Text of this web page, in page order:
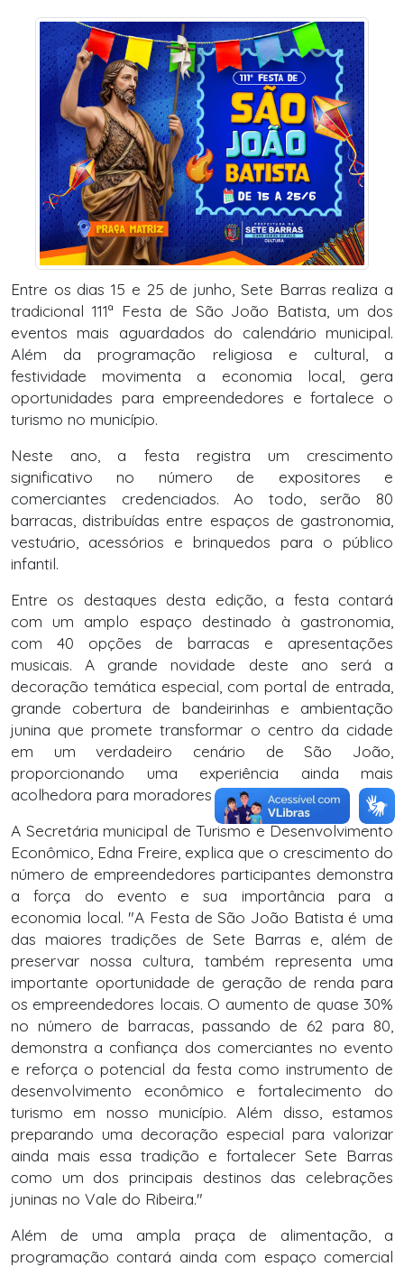
Entre os dias 15 e 25 de junho, Sete Barras realiza a
tradicional 111ª Festa de São João Batista, um dos
eventos mais aguardados do calendário municipal.
Além da programação religiosa e cultural, a
festividade movimenta a economia local, gera
oportunidades para empreendedores e fortalece o
turismo no município.
Neste ano, a festa registra um crescimento
significativo no número de expositores e
comerciantes credenciados. Ao todo, serão 80
barracas, distribuídas entre espaços de gastronomia,
vestuário, acessórios e brinquedos para o público
infantil.
Entre os destaques desta edição, a festa contará
com um amplo espaço destinado à gastronomia,
com 40 opções de barracas e apresentações
musicais. A grande novidade deste ano será a
decoração temática especial, com portal de entrada,
grande cobertura de bandeirinhas e ambientação
junina que promete transformar o centro da cidade
em um verdadeiro cenário de São João,
proporcionando uma experiência ainda mais
acolhedora para moradores e visitantes.
A Secretária municipal de Turismo e Desenvolvimento
Econômico, Edna Freire, explica que o crescimento do
número de empreendedores participantes demonstra
a força do evento e sua importância para a
economia local. "A Festa de São João Batista é uma
das maiores tradições de Sete Barras e, além de
preservar nossa cultura, também representa uma
importante oportunidade de geração de renda para
os empreendedores locais. O aumento de quase 30%
no número de barracas, passando de 62 para 80,
demonstra a confiança dos comerciantes no evento
e reforça o potencial da festa como instrumento de
desenvolvimento econômico e fortalecimento do
turismo em nosso município. Além disso, estamos
preparando uma decoração especial para valorizar
ainda mais essa tradição e fortalecer Sete Barras
como um dos principais destinos das celebrações
juninas no Vale do Ribeira."
Além de uma ampla praça de alimentação, a
programação contará ainda com espaço comercial